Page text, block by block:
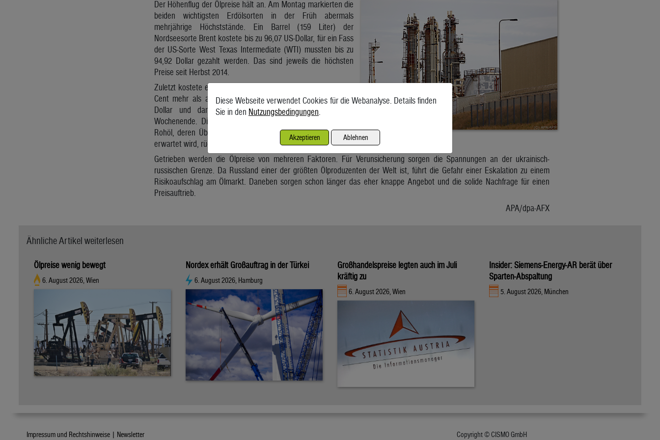
Der Höhenflug der Ölpreise hält an. Am Montag markierten die
beiden wichtigsten Erdölsorten in der Früh abermals
mehrjährige Höchststände. Ein Barrel (159 Liter) der
Nordseesorte Brent kostete bis zu 96,07 US-Dollar, für ein Fass
der US-Sorte West Texas Intermediate (WTI) mussten bis zu
94,92 Dollar gezahlt werden. Das sind jeweils die höchsten
Preise seit Herbst 2014.
Zuletzt kostete ein Barrel Brent 95,33 Dollar und damit um 89
Cent mehr als am Freitag. Ein Fass WTI notierte bei 94,24
Dollar und damit um 1,14 Dollar höher als vor dem
Wochenende. Die runde Marke von 100 Dollar für ein Fass
Rohöl, deren Überschreiten von zahlreichen Rohstoffexperten
erwartet wird, rückt immer näher.
Getrieben werden die Ölpreise von mehreren Faktoren. Für Verunsicherung sorgen die Spannungen an der ukrainisch-
russischen Grenze. Da Russland einer der größten Ölproduzenten der Welt ist, führt die Gefahr einer Eskalation zu einem
Risikoaufschlag am Ölmarkt. Daneben sorgen schon länger das eher knappe Angebot und die solide Nachfrage für einen
Preisauftrieb.
APA/dpa-AFX
Ähnliche Artikel weiterlesen
Ölpreise wenig bewegt
6. August 2026, Wien
Nordex erhält Großauftrag in der Türkei
6. August 2026, Hamburg
Großhandelspreise legten auch im Juli
kräftig zu
6. August 2026, Wien
Insider: Siemens-Energy-AR berät über
Sparten-Abspaltung
5. August 2026, München
Impressum und Rechtshinweise | Newsletter Copyright © CISMO GmbH
Diese Webseite verwendet Cookies für die Webanalyse. Details finden
Sie in den Nutzungsbedingungen
Akzeptieren Ablehnen